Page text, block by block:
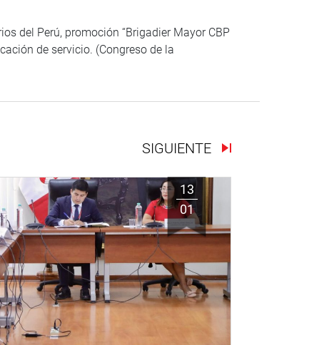
del Perú, promoción “Brigadier Mayor CBP
de servicio. (Congreso de la
SIGUIENTE
13
01